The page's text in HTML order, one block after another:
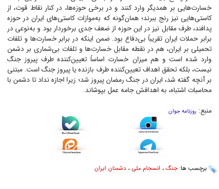
خسارت‌هایی بر همدیگر وارد کنند و در برخی حوزه‌ها، در کنار نقاط قوت، از
کاستی‌هایی نیز رنج ببرند؛ همان‌گونه که به‌موازات کاستی‌های ایران در حوزه
پدافند، طرف مقابل نیز در این حوزه از ضعف جدی برخوردار بود و به‌نوعی در
برابر حملات ایران تقریباً بی‌دفاع بود. ضمن اینکه در برابر خسارت‌ها و تلفات
تحمیلی بر ایران، هم در نقطه مقابل خسارت‌ها و تلفات بی‌شماری بر دشمن
وارد شده است و هم میزان خسارت اساساً تعیین‌کننده طرف پیروز جنگ
نیست، بلکه تحقق اهداف تعیین‌کننده طرف بازنده یا پیروز جنگ است. مبتنی
بر آنچه گفته شد، ایران در جنگ رمضان پیروز شد؛ زیرا اجازه نداد تا دشمن با
محاسبات اشتباه، به اهدافش جامه عمل بپوشاند.
منبع: روزنامه جوان
برچسب ها:جنگ ، انسجام ملی ، دشمنان ایران